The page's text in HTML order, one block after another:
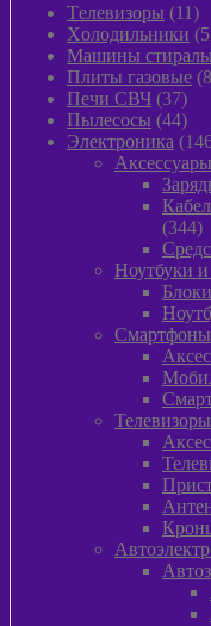
Tелевизоры 1111
Xолодильники
Машины
Плиты газовые
Печи СВЧ 3737
Пылeсосы 4444
Электроника
344
Ноутбуки